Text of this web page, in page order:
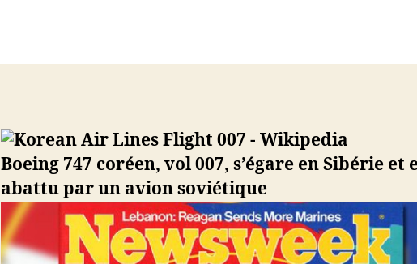
Boeing 747 coréen, vol 007, s’égare en Sibérie et
abattu par un avion soviétique